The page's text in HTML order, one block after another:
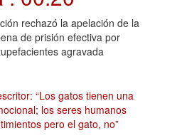
rechazó la apelación de la
de prisión efectiva por
agravada